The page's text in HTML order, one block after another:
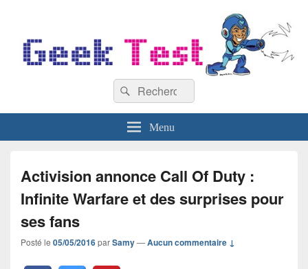
Recherche :
Rechercher
Menu
Activision annonce Call Of Duty :
Infinite Warfare et des surprises pour
ses fans
Posté le 05/05/2016parSamy—Aucun commentaire ↓